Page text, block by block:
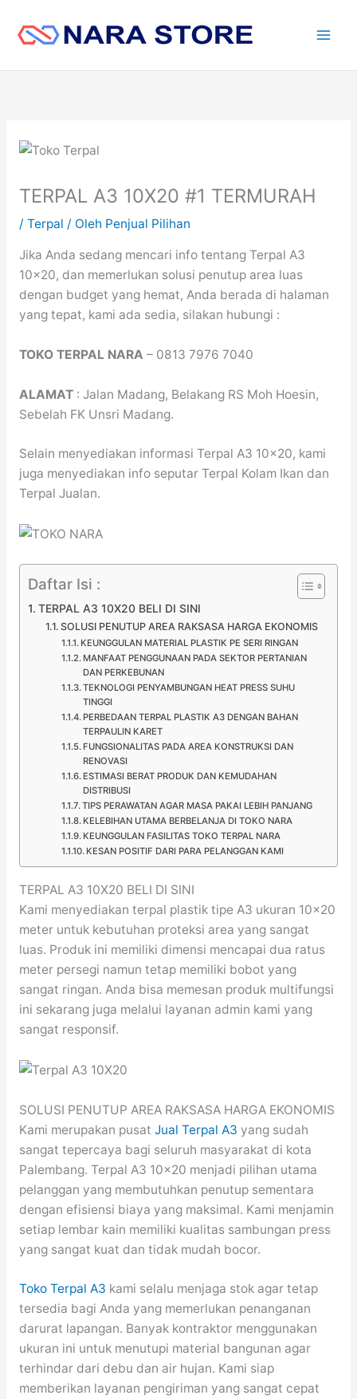
konten
TERPAL A3 10X20 #1 TERMURAH
/ Terpal / Oleh Penjual Pilihan
Jika Anda sedang mencari info tentang Terpal A3
10×20, dan memerlukan solusi penutup area luas
dengan budget yang hemat, Anda berada di halaman
yang tepat, kami ada sedia, silakan hubungi :
TOKO TERPAL NARA – 0813 7976 7040
ALAMAT: Jalan Madang, Belakang RS Moh Hoesin,
Sebelah FK Unsri Madang.
Selain menyediakan informasi Terpal A3 10×20, kami
juga menyediakan info seputar Terpal Kolam Ikan dan
Terpal Jualan.
Daftar Isi :
TERPAL A3 10X20 BELI DI SINI
SOLUSI PENUTUP AREA RAKSASA HARGA EKONOMIS
KEUNGGULAN MATERIAL PLASTIK PE SERI RINGAN
MANFAAT PENGGUNAAN PADA SEKTOR PERTANIAN
DAN PERKEBUNAN
TEKNOLOGI PENYAMBUNGAN HEAT PRESS SUHU
TINGGI
PERBEDAAN TERPAL PLASTIK A3 DENGAN BAHAN
TERPAULIN KARET
FUNGSIONALITAS PADA AREA KONSTRUKSI DAN
RENOVASI
ESTIMASI BERAT PRODUK DAN KEMUDAHAN
DISTRIBUSI
TIPS PERAWATAN AGAR MASA PAKAI LEBIH PANJANG
KELEBIHAN UTAMA BERBELANJA DI TOKO NARA
KEUNGGULAN FASILITAS TOKO TERPAL NARA
KESAN POSITIF DARI PARA PELANGGAN KAMI
TERPAL A3 10X20 BELI DI SINI
Kami menyediakan terpal plastik tipe A3 ukuran 10×20
meter untuk kebutuhan proteksi area yang sangat
luas. Produk ini memiliki dimensi mencapai dua ratus
meter persegi namun tetap memiliki bobot yang
sangat ringan. Anda bisa memesan produk multifungsi
ini sekarang juga melalui layanan admin kami yang
sangat responsif.
SOLUSI PENUTUP AREA RAKSASA HARGA EKONOMIS
Kami merupakan pusat Jual Terpal A3 yang sudah
sangat tepercaya bagi seluruh masyarakat di kota
Palembang. Terpal A3 10×20 menjadi pilihan utama
pelanggan yang membutuhkan penutup sementara
dengan efisiensi biaya yang maksimal. Kami menjamin
setiap lembar kain memiliki kualitas sambungan press
yang sangat kuat dan tidak mudah bocor.
Toko Terpal A3 kami selalu menjaga stok agar tetap
tersedia bagi Anda yang memerlukan penanganan
darurat lapangan. Banyak kontraktor menggunakan
ukuran ini untuk menutupi material bangunan agar
terhindar dari debu dan air hujan. Kami siap
memberikan layanan pengiriman yang sangat cepat